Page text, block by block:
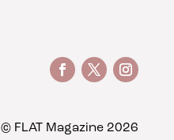
© FLAT Magazine 2026